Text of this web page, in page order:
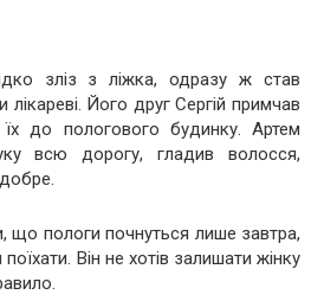
зліз з ліжка, одразу ж став
лікареві. Його друг Сергій примчав
їх до пологового будинку. Артем
всю дорогу, гладив волосся,
що пологи почнуться лише завтра,
Він не хотів залишати жінку